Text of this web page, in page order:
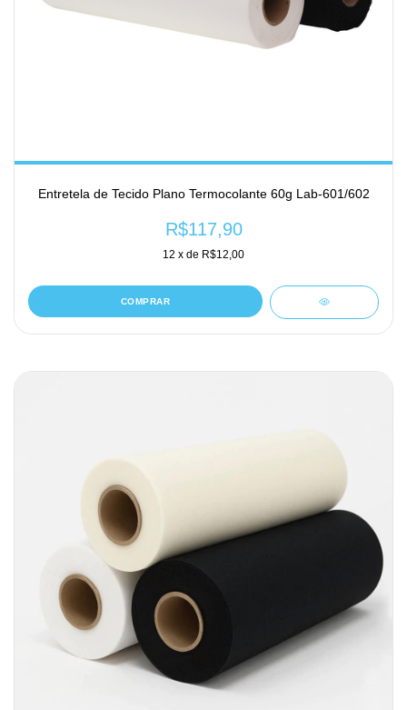
Entretela de Tecido Plano Termocolante 60g Lab-601/602
R$117,90
12 x de R$12,00
COMPRAR